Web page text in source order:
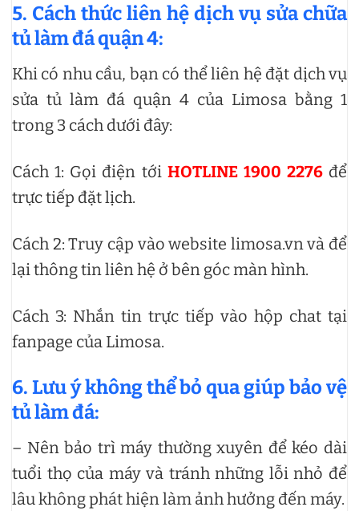
5. Cách thức liên hệ dịch vụ sửa chữa
tủ làm đá quận 4:
Khi có nhu cầu, bạn có thể liên hệ đặt dịch vụ
sửa tủ làm đá quận 4 của Limosa bằng 1
trong 3 cách dưới đây:
Cách 1: Gọi điện tới HOTLINE 1900 2276để
trực tiếp đặt lịch.
Cách 2: Truy cập vào website limosa.vn và để
lại thông tin liên hệ ở bên góc màn hình.
Cách 3: Nhắn tin trực tiếp vào hộp chat tại
fanpage của Limosa.
6. Lưu ý không thể bỏ qua giúp bảo vệ
tủ làm đá:
– Nên bảo trì máy thường xuyên để kéo dài
tuổi thọ của máy và tránh những lỗi nhỏ để
lâu không phát hiện làm ảnh hưởng đến máy.